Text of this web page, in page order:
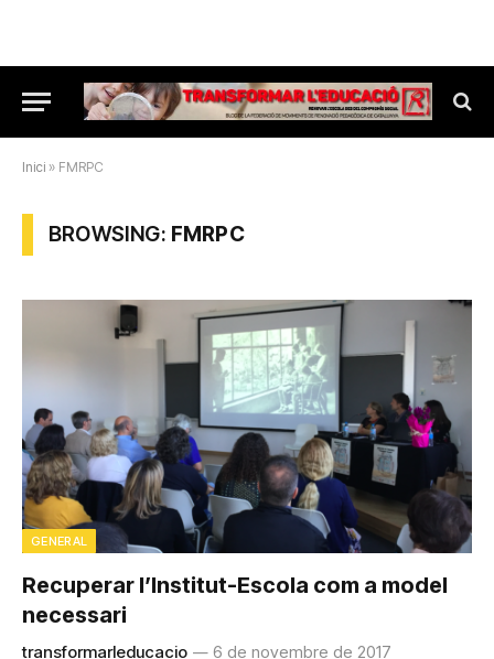
Inici » FMRPC
BROWSING: FMRPC
GENERAL
Recuperar l’Institut-Escola com a model
necessari
transformarleducacio 6 de novembre de 2017